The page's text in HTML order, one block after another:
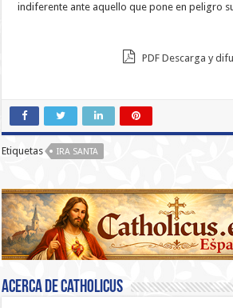
indiferente ante aquello que pone en peligro
PDF Descarga y
Etiquetas IRA SANTA
Acerca de catholicus